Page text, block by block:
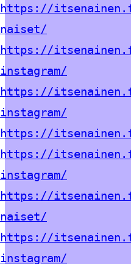
https://
naiset/
https://
instagram/
https://
instagram/
https://
https://
instagram/
https://
naiset/
https://
instagram/